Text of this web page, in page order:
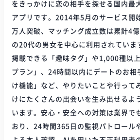
をきっかけに恋の相手を探せる国内最
アプリです。2014年5月のサービス開
万人突破、マッチング成立数は累計4
の20代の男女を中心に利用されていま
掲載できる「趣味タグ」や1,000種以
プラン」、24時間以内にデートのお相
け機能」など、やりたいことや行って
けにたくさんの出会いを生み出せるよ
います。安心・安全への対策は業界で
おり、24時間365日の監視パトロール